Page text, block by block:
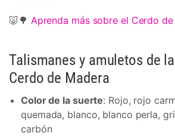
🐷🌳 Aprenda más sobre el Cerdo
Talismanes y amuletos de
Cerdo de Madera
Color de la suerte: Rojo, rojo
quemada, blanco, blanco perla,
carbón